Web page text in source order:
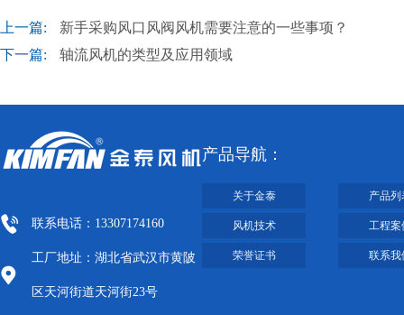
上一篇:
新手采购风口风阀风机需要注意的一些事项？
下一篇:
轴流风机的类型及应用领域
联系电话：13307174160
工厂地址：湖北省武汉市黄陂
区天河街道天河街23号
产品导航：
关于金泰 产品列
风机技术 工程案
荣誉证书 联系我